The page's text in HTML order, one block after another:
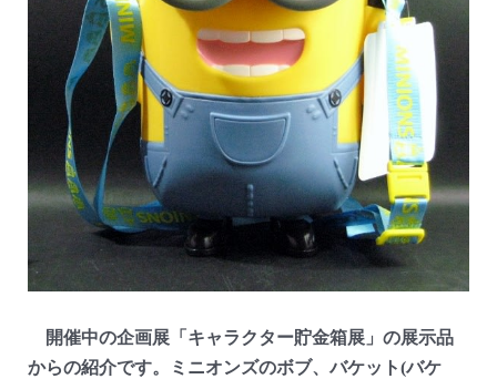
開催中の企画展「キャラクター貯金箱展」の展示品
からの紹介です。ミニオンズのボブ、バケット(バケ